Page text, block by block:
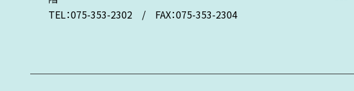
TEL：075-353-2302 / FAX：075-353-2304